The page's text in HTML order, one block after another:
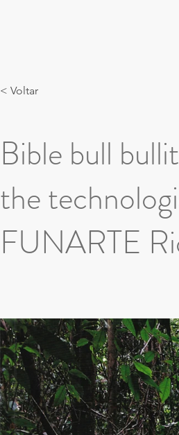
< Voltar
Bible bull
the
FUNARTE